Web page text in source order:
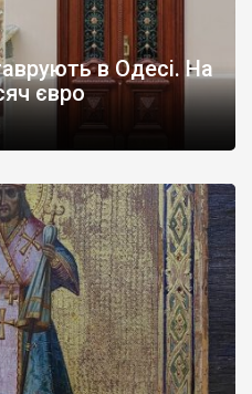
в Одесі. На
євро